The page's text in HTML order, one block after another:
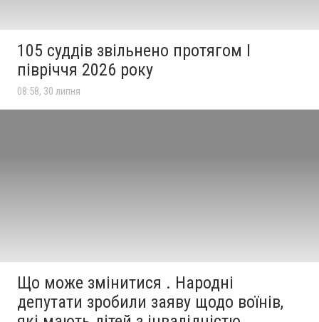
105 суддів звільнено протягом I
півріччя 2026 року
08:58, 30 липня
Що може змінитися . Народні
депутати зробили заяву щодо воїнів,